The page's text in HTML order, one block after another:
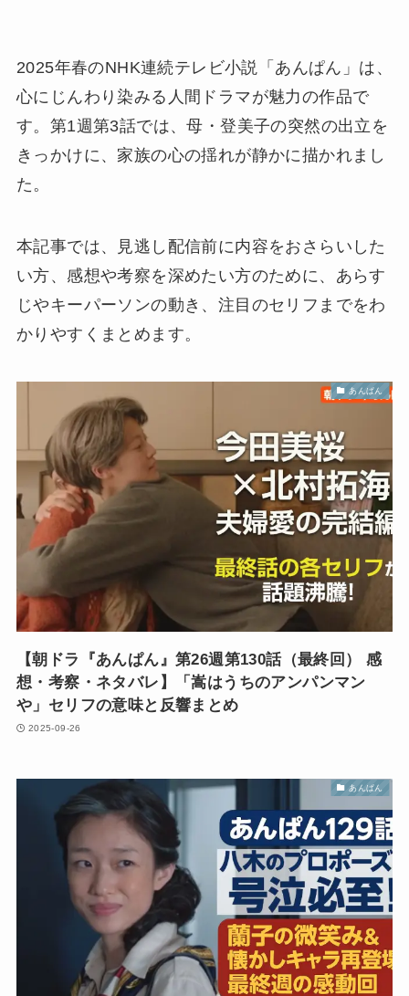
2025年春のNHK連続テレビ小説「あんぱん」は、
心にじんわり染みる人間ドラマが魅力の作品で
す。第1週第3話では、母・登美子の突然の出立を
きっかけに、家族の心の揺れが静かに描かれまし
た。
本記事では、見逃し配信前に内容をおさらいした
い方、感想や考察を深めたい方のために、あらす
じやキーパーソンの動き、注目のセリフまでをわ
かりやすくまとめます。
あんぱん
【朝ドラ『あんぱん』第26週第130話（最終回） 感
想・考察・ネタバレ】「嵩はうちのアンパンマン
や」セリフの意味と反響まとめ
2025-09-26
あんぱん